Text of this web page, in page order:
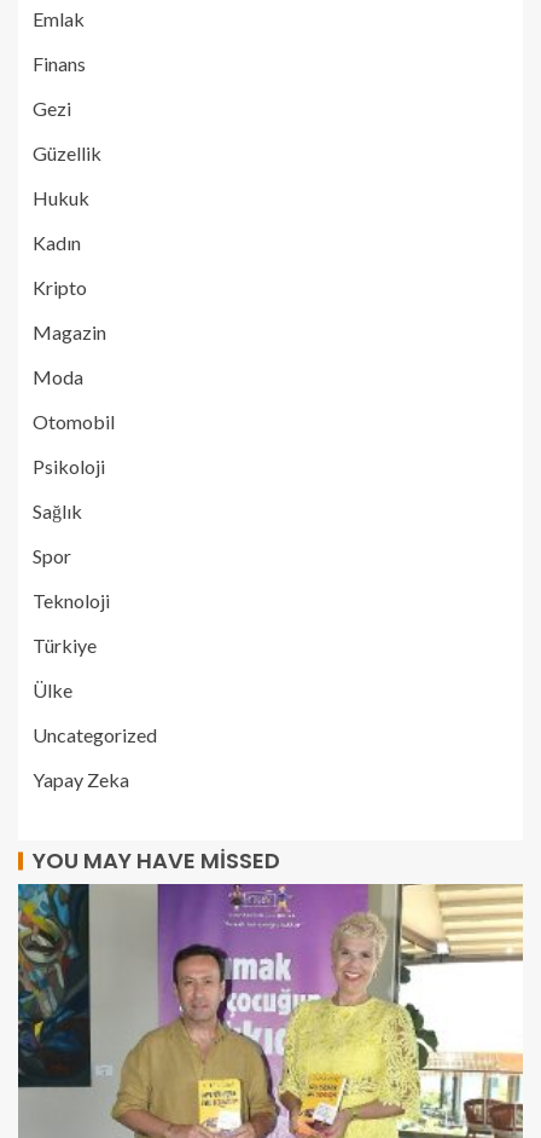
Emlak
Finans
Gezi
Güzellik
Hukuk
Kadın
Kripto
Magazin
Moda
Otomobil
Psikoloji
Sağlık
Spor
Teknoloji
Türkiye
Ülke
Uncategorized
Yapay Zeka
YOU MAY HAVE MISSED